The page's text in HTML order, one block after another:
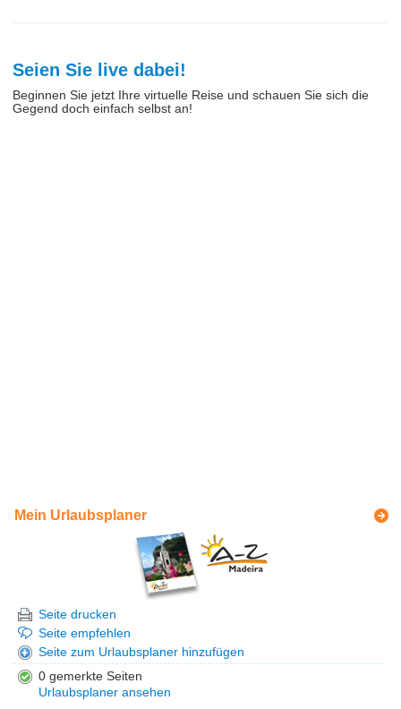
Seien Sie live dabei!
Beginnen Sie jetzt Ihre virtuelle Reise und schauen Sie sich die
Gegend doch einfach selbst an!
Mein Urlaubsplaner
Seite drucken
Seite empfehlen
Seite zum Urlaubsplaner hinzufügen
0 gemerkte Seiten
Urlaubsplaner ansehen